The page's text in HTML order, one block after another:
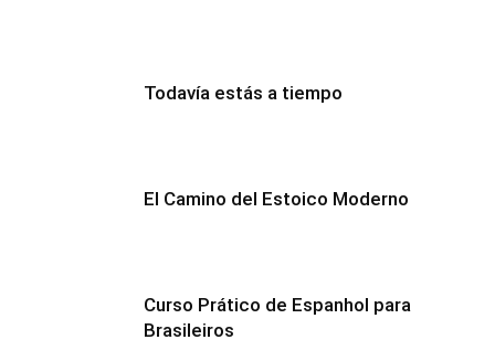
Todavía estás a tiempo
El Camino del Estoico Moderno
Curso Prático de Espanhol para
Brasileiros